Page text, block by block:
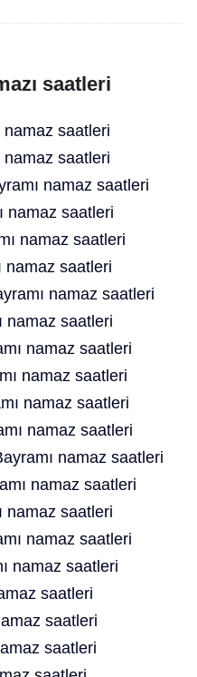
saatleri
namaz saatleri
namaz saatleri
namaz saatleri
namaz saatleri
namaz saatleri
namaz saatleri
namaz saatleri
namaz saatleri
namaz saatleri
namaz saatleri
namaz saatleri
namaz saatleri
namaz saatleri
namaz saatleri
namaz saatleri
namaz saatleri
namaz saatleri
saatleri
saatleri
saatleri